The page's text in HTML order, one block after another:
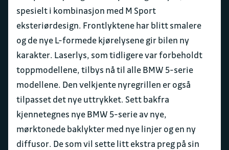
spesielt i kombinasjon med M Sport
eksteriørdesign. Frontlyktene har blitt smalere
og de nye L-formede kjørelysene gir bilen ny
karakter. Laserlys, som tidligere var forbeholdt
toppmodellene, tilbys nå til alle BMW 5-serie
modellene. Den velkjente nyregrillen er også
tilpasset det nye uttrykket. Sett bakfra
kjennetegnes nye BMW 5-serie av nye,
mørktonede baklykter med nye linjer og en ny
diffusor. De som vil sette litt ekstra preg på sin